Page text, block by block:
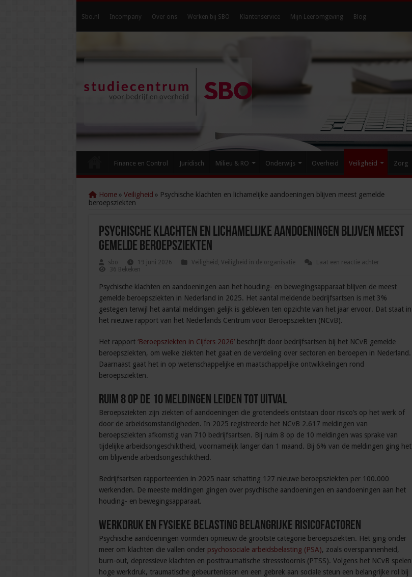
Sbo.nl Incompany Over ons Werken bij SBO Klantenservice Mijn Leeromgeving Blog
Finance en Control Juridisch Milieu & RO Onderwijs Overheid Veiligheid Zorg
Home » Veiligheid » Psychische klachten en lichamelijke aandoeningen blijven meest gemelde
beroepsziekten
Psychische klachten en lichamelijke aandoeningen blijven meest
gemelde beroepsziekten
sbo 19 juni 2026 Veiligheid , Veiligheid in de organisatie
Laat een reactie achter
36 Bekeken
Psychische klachten en aandoeningen aan het houding- en bewegingsapparaat blijven de meest
gemelde beroepsziekten in Nederland in 2025. Het aantal meldende bedrijfsartsen is met 3%
gestegen terwijl het aantal meldingen gelijk is gebleven ten opzichte van het jaar ervoor. Dat staat in
het nieuwe rapport van het Nederlands Centrum voor Beroepsziekten (NCvB).
Het rapport ‘Beroepsziekten in Cijfers 2026’ beschrijft door bedrijfsartsen bij het NCvB gemelde
beroepsziekten, om welke ziekten het gaat en de verdeling over sectoren en beroepen in Nederland.
Daarnaast gaat het in op wetenschappelijke en maatschappelijke ontwikkelingen rond
beroepsziekten.
Ruim 8 op de 10 meldingen leiden tot uitval
Beroepsziekten zijn ziekten of aandoeningen die grotendeels ontstaan door risico’s op het werk of
door de arbeidsomstandigheden. In 2025 registreerde het NCvB 2.617 meldingen van
beroepsziekten afkomstig van 710 bedrijfsartsen. Bij ruim 8 op de 10 meldingen was sprake van
tijdelijke arbeidsongeschiktheid, voornamelijk langer dan 1 maand. Bij 6% van de meldingen ging het
om blijvende arbeidsongeschiktheid.
Bedrijfsartsen rapporteerden in 2025 naar schatting 127 nieuwe beroepsziekten per 100.000
werkenden. De meeste meldingen gingen over psychische aandoeningen en aandoeningen aan het
houding- en bewegingsapparaat.
Werkdruk en fysieke belasting belangrijke risicofactoren
Psychische aandoeningen vormden opnieuw de grootste categorie beroepsziekten. Het ging onder
meer om klachten die vallen onder psychosociale arbeidsbelasting (PSA), zoals overspannenheid,
burn-out, depressieve klachten en posttraumatische stressstoornis (PTSS). Volgens het NCvB spelen
hoge werkdruk, traumatische gebeurtenissen en een gebrek aan sociale steun een belangrijke rol bij